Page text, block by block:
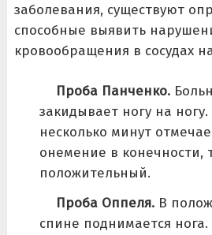
заболевания, существуют
способные выявить
кровообращения в сосудах
Проба Панченко.
закидывает ногу на ногу.
несколько минут
онемение в конечности,
положительный.
Проба Оппеля.В
спине поднимается